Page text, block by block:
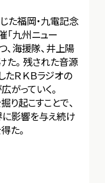
た福岡・九電記念
「九州ニュー
、海援隊、井上陽
た。残された音源
たＲＫＢラジオの
がっていく。
起こすことで、
影響を与え続け
た。